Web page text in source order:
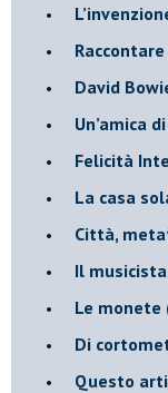
David
Un’amica
​Felicità
​La casa
​Città,
Il
Le monete
​Di
​Questo